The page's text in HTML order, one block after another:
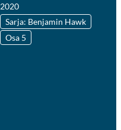
2020
Sarja: Benjamin Hawk
Osa 5